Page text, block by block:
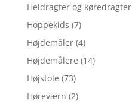
Heldragter og køredragter
Hoppekids (7)
Højdemåler (4)
Højdemålere (14)
Højstole (73)
Høreværn (2)